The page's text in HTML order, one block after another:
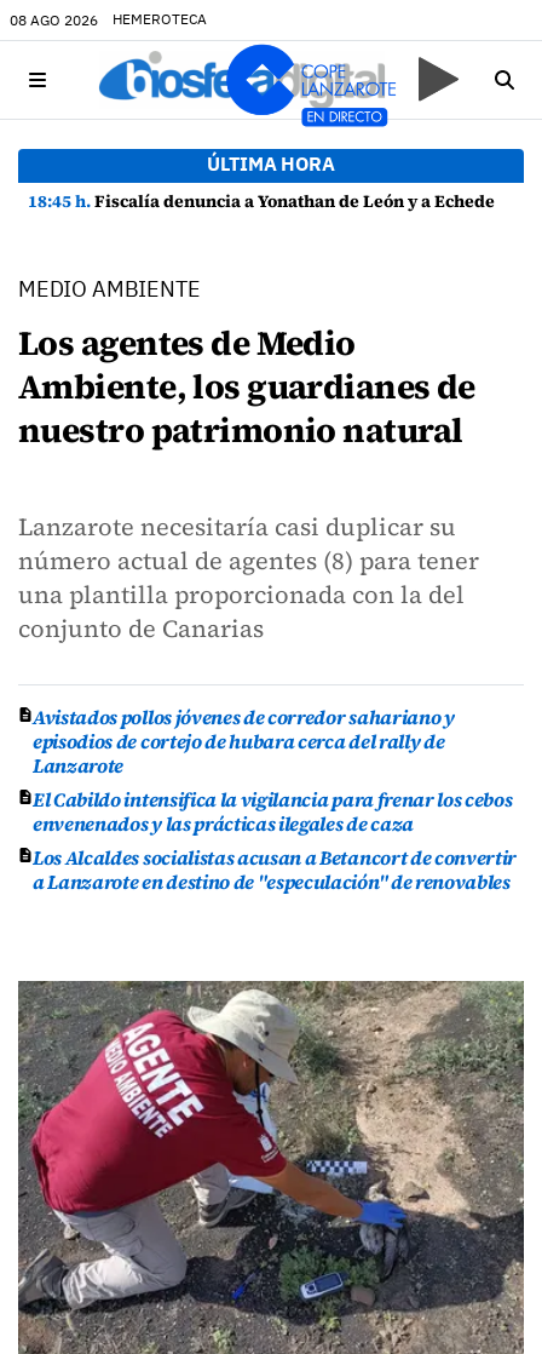
08 AGO 2026 HEMEROTECA
ÚLTIMA HORA
18:45 h.Fiscalía denuncia a Yonathan de León y a Echedey Eugenio por presuntas anomalías en contratos festivos
MEDIO AMBIENTE
Los agentes de Medio
Ambiente, los guardianes de
nuestro patrimonio natural
Lanzarote necesitaría casi duplicar su
número actual de agentes (8) para tener
una plantilla proporcionada con la del
conjunto de Canarias
Avistados pollos jóvenes de corredor sahariano y
episodios de cortejo de hubara cerca del rally de
Lanzarote
El Cabildo intensifica la vigilancia para frenar los cebos
envenenados y las prácticas ilegales de caza
Los Alcaldes socialistas acusan a Betancort de convertir
a Lanzarote en destino de "especulación" de renovables